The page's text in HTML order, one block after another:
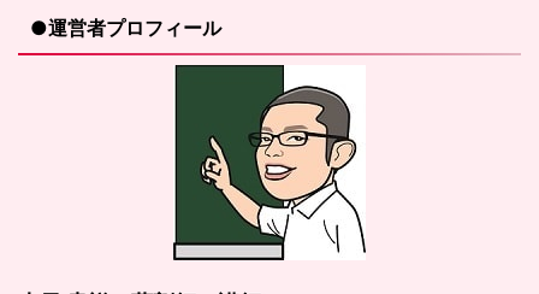
●運営者プロフィール